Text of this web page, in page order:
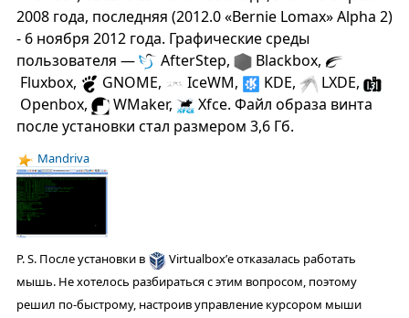
2008 года, последняя (2012.0 «Bernie Lomax» Alpha 2)
- 6 ноября 2012 года. Графические среды
пользователя —
AfterStep,
Blackbox,
Fluxbox,
GNOME, IceWM, KDE,
LXDE,
Openbox,
WMaker,
Xfce. Файл образа винта
после установки стал размером 3,6 Гб.
Mandriva
P. S. После установки в
Virtualbox’е отказалась работать
мышь. Не хотелось разбираться с этим вопросом, поэтому
решил по-быстрому, настроив управление курсором мыши